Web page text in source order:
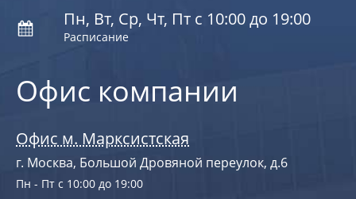
Офис компании
Офис м. Марксистская
г. Москва, Большой Дровяной переулок, д.6
Пн - Пт с 10:00 до 19:00
Пн, Вт, Ср, Чт, Пт с 10:00 до 19:00
Расписание